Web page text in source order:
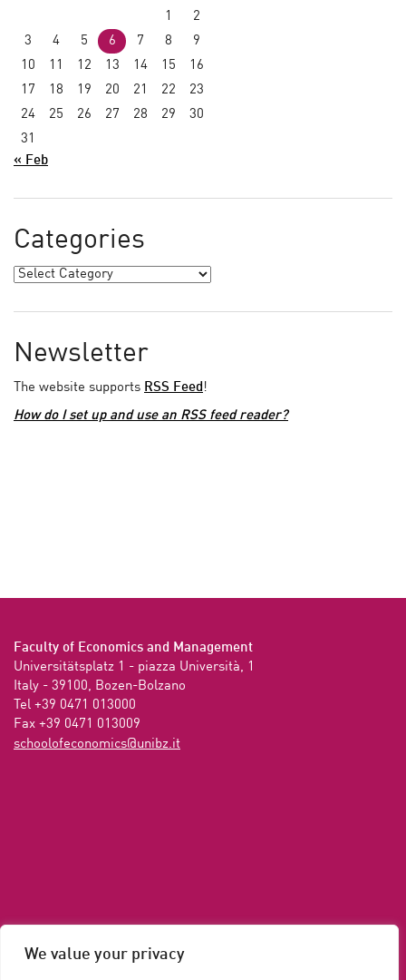
We value your privacy
1
2
3
4 5 6 7 8
9
10
11 12 13 14 15
16
17
18 19 20 21 22
23
24
25 26 27 28 29
30
31
« Feb
Categories
Newsletter
The website supports RSS Feed !
How do I set up and use an RSS feed reader?
Faculty of Economics and Management
Universitätsplatz 1 - piazza Università, 1
Italy - 39100, Bozen-Bolzano
Tel +39 0471 013000
Fax +39 0471 013009
ti.zbinu@scimonocefoloohcs